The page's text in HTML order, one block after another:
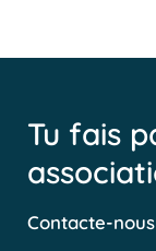
Tu fais
Contacte-